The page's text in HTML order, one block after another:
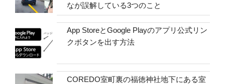
なが誤解している3つのこと
App StoreとGoogle Playのアプリ公式リン
クボタンを出す方法
COREDO室町裏の福徳神社地下にある室